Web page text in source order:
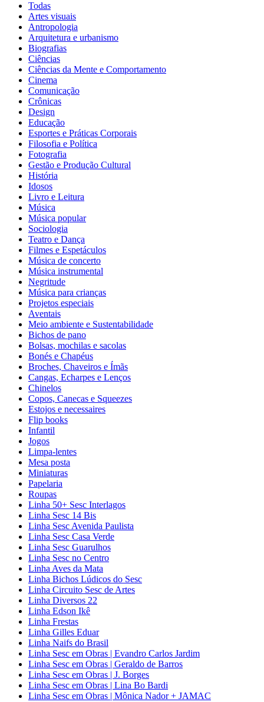
Todas
Artes visuais
Antropologia
Arquitetura e urbanismo
Biografias
Ciências
Ciências da Mente e Comportamento
Cinema
Comunicação
Crônicas
Design
Educação
Esportes e Práticas Corporais
Filosofia e Política
Fotografia
Gestão e Produção Cultural
História
Idosos
Livro e Leitura
Música
Música popular
Sociologia
Teatro e Dança
Filmes e Espetáculos
Música de concerto
Música instrumental
Negritude
Música para crianças
Projetos especiais
Aventais
Meio ambiente e Sustentabilidade
Bichos de pano
Bolsas, mochilas e sacolas
Bonés e Chapéus
Broches, Chaveiros e Ímãs
Cangas, Echarpes e Lenços
Chinelos
Copos, Canecas e Squeezes
Estojos e necessaires
Flip books
Infantil
Jogos
Limpa-lentes
Mesa posta
Miniaturas
Papelaria
Roupas
Linha 50+ Sesc Interlagos
Linha Sesc 14 Bis
Linha Sesc Avenida Paulista
Linha Sesc Casa Verde
Linha Sesc Guarulhos
Linha Sesc no Centro
Linha Aves da Mata
Linha Bichos Lúdicos do Sesc
Linha Circuito Sesc de Artes
Linha Diversos 22
Linha Edson Ikê
Linha Frestas
Linha Gilles Eduar
Linha Naifs do Brasil
Linha Sesc em Obras | Evandro Carlos Jardim
Linha Sesc em Obras | Geraldo de Barros
Linha Sesc em Obras | J. Borges
Linha Sesc em Obras | Lina Bo Bardi
Linha Sesc em Obras | Mônica Nador + JAMAC